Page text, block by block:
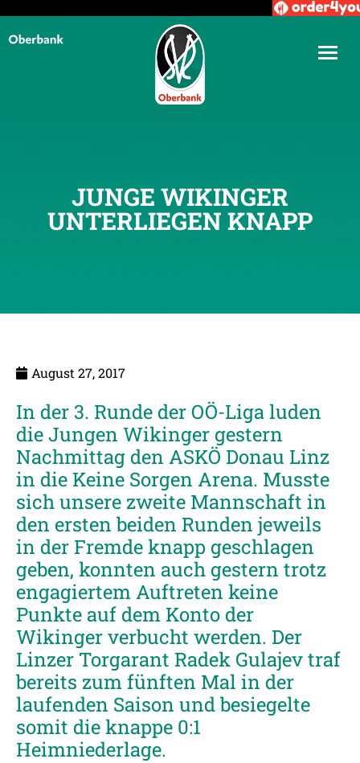
JUNGE WIKINGER
UNTERLIEGEN KNAPP
August 27, 2017
In der 3. Runde der OÖ-Liga luden
die Jungen Wikinger gestern
Nachmittag den ASKÖ Donau Linz
in die Keine Sorgen Arena. Musste
sich unsere zweite Mannschaft in
den ersten beiden Runden jeweils
in der Fremde knapp geschlagen
geben, konnten auch gestern trotz
engagiertem Auftreten keine
Punkte auf dem Konto der
Wikinger verbucht werden. Der
Linzer Torgarant Radek Gulajev traf
bereits zum fünften Mal in der
laufenden Saison und besiegelte
somit die knappe 0:1
Heimniederlage.